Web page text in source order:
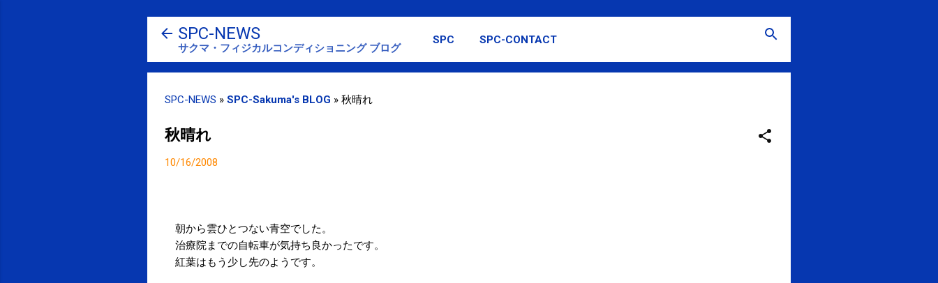
スキップしてメイン コンテンツに移動
SPC-NEWS
サクマ・フィジカルコンディショニング ブログ
SPC SPC-CONTACT
SPC-NEWS » SPC-Sakuma's BLOG » 秋晴れ
秋晴れ
10/16/2008
朝から雲ひとつない青空でした。
治療院までの自転車が気持ち良かったです。
紅葉はもう少し先のようです。